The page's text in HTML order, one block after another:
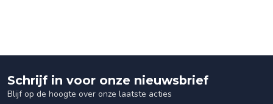
Schrijf in voor onze nieuwsbrief
Blijf op de hoogte over onze laatste acties